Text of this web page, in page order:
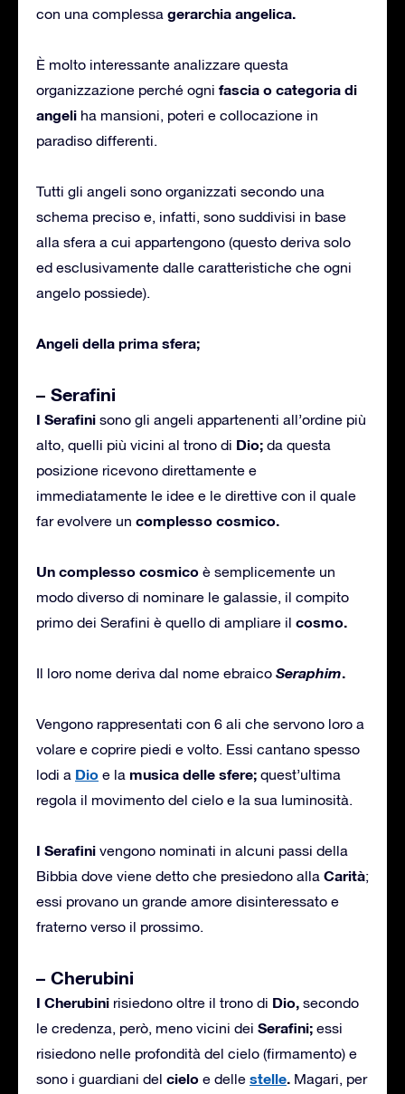
con una complessa gerarchia angelica.
È molto interessante analizzare questa
organizzazione perché ogni fascia o categoria di
angeli ha mansioni, poteri e collocazione in
paradiso differenti.
Tutti gli angeli sono organizzati secondo una
schema preciso e, infatti, sono suddivisi in base
alla sfera a cui appartengono (questo deriva solo
ed esclusivamente dalle caratteristiche che ogni
angelo possiede).
Angeli della prima sfera;
– Serafini
I Serafini sono gli angeli appartenenti all’ordine più
alto, quelli più vicini al trono di Dio; da questa
posizione ricevono direttamente e
immediatamente le idee e le direttive con il quale
far evolvere un complesso cosmico.
Un complesso cosmico è semplicemente un
modo diverso di nominare le galassie, il compito
primo dei Serafini è quello di ampliare il cosmo.
Il loro nome deriva dal nome ebraico Seraphim.
Vengono rappresentati con 6 ali che servono loro a
volare e coprire piedi e volto. Essi cantano spesso
lodi a Dio e la musica delle sfere; quest’ultima
regola il movimento del cielo e la sua luminosità.
I Serafini vengono nominati in alcuni passi della
Bibbia dove viene detto che presiedono alla Carità;
essi provano un grande amore disinteressato e
fraterno verso il prossimo.
– Cherubini
I Cherubini risiedono oltre il trono di Dio, secondo
le credenza, però, meno vicini dei Serafini; essi
risiedono nelle profondità del cielo (firmamento) e
sono i guardiani del cielo e delle stelle. Magari, per